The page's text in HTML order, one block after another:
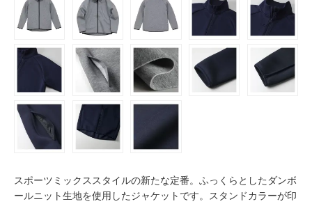
スポーツミックススタイルの新たな定番。ふっくらとしたダンボ
ールニット生地を使用したジャケットです。スタンドカラーが印